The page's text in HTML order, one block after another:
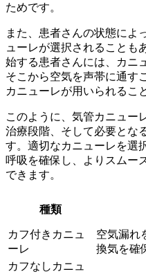
ためです。
また、患者さんの状態によ
ューレが選択されることも
始する患者さんには、カニ
そこから空気を声帯に通す
カニューレが用いられるこ
このように、気管カニュー
治療段階、そして必要とな
す。適切なカニューレを選
呼吸を確保し、よりスムー
できます。
種類
カフ付きカニュ
ーレ
空気漏れ
換気を確
カフなしカニュ